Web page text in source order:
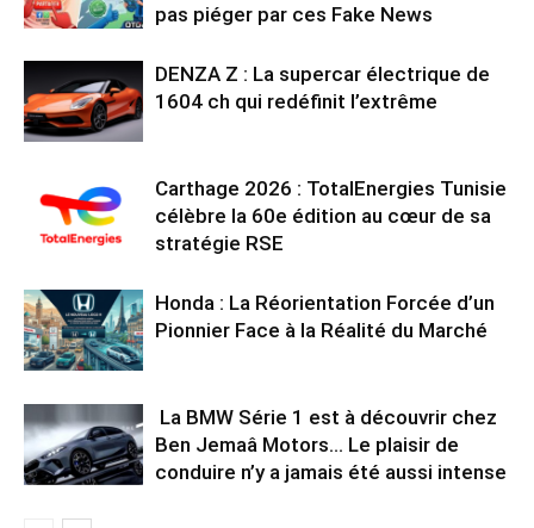
pas piéger par ces Fake News
DENZA Z : La supercar électrique de
1604 ch qui redéfinit l’extrême
Carthage 2026 : TotalEnergies Tunisie
célèbre la 60e édition au cœur de sa
stratégie RSE
Honda : La Réorientation Forcée d’un
Pionnier Face à la Réalité du Marché
La BMW Série 1 est à découvrir chez
Ben Jemaâ Motors… Le plaisir de
conduire n’y a jamais été aussi intense